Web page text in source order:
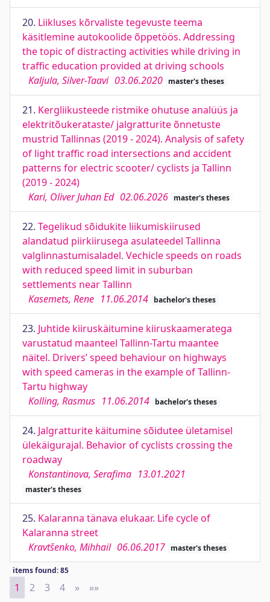
20. Liikluses kõrvaliste tegevuste teema
käsitlemine autokoolide õppetöös. Addressing
the topic of distracting activities while driving in
traffic education provided at driving schools
Kaljula, Silver-Taavi 03.06.2020 master's theses
21. Kergliikusteede ristmike ohutuse analüüs ja
elektritõukerataste/ jalgratturite õnnetuste
mustrid Tallinnas (2019 - 2024). Analysis of safety
of light traffic road intersections and accident
patterns for electric scooter/ cyclists ja Tallinn
(2019 - 2024)
Kari, Oliver Juhan Ed 02.06.2026 master's theses
22. Tegelikud sõidukite liikumiskiirused
alandatud piirkiirusega asulateedel Tallinna
valglinnastumisaladel. Vechicle speeds on roads
with reduced speed limit in suburban
settlements near Tallinn
Kasemets, Rene 11.06.2014 bachelor's theses
23. Juhtide kiiruskäitumine kiiruskaameratega
varustatud maanteel Tallinn-Tartu maantee
näitel. Drivers’ speed behaviour on highways
with speed cameras in the example of Tallinn-
Tartu highway
Kolling, Rasmus 11.06.2014 bachelor's theses
24. Jalgratturite käitumine sõidutee ületamisel
ülekäigurajal. Behavior of cyclists crossing the
roadway
Konstantinova, Serafima 13.01.2021
master's theses
25. Kalaranna tänava elukaar. Life cycle of
Kalaranna street
Kravtšenko, Mihhail 06.06.2017 master's theses
items found: 85
1 2 3 4 » Next
»»